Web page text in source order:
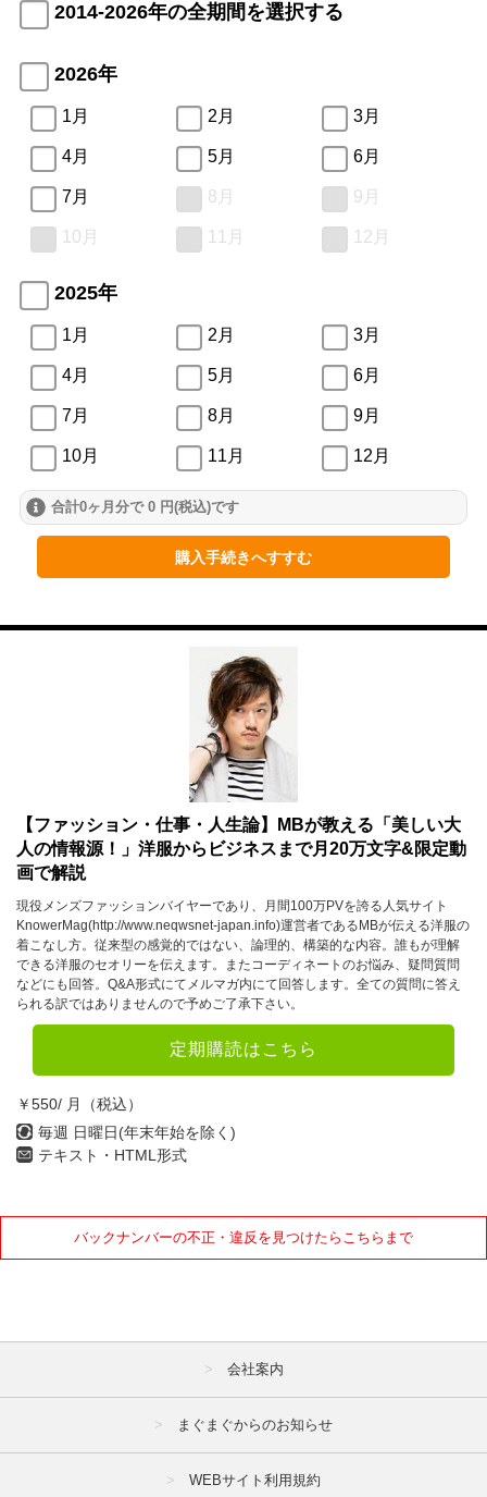
【ファッション・仕事・人生論】MBが教える「美しい大
人の情報源！」洋服からビジネスまで月20万文字&限定動
画で解説
現役メンズファッションバイヤーであり、月間100万PVを誇る人気サイト
KnowerMag(http://www.neqwsnet-japan.info)運営者であるMBが伝える洋服の
着こなし方。従来型の感覚的ではない、論理的、構築的な内容。誰もが理解
できる洋服のセオリーを伝えます。またコーディネートのお悩み、疑問質問
などにも回答。Q&A形式にてメルマガ内にて回答します。全ての質問に答え
られる訳ではありませんので予めご了承下さい。
定期購読はこちら
￥550/ 月（税込）
毎週 日曜日(年末年始を除く)
テキスト・HTML形式
バックナンバーの不正・違反を見つけたらこちらまで
2014-2026年の全期間を選択する
2026年
1月 2月 3月
4月 5月 6月
7月 8月 9月
10月 11月 12月
2025年
1月 2月 3月
4月 5月 6月
7月 8月 9月
10月 11月 12月
2024年
2月
7月 8月 9月
11月
2月
5月 6月
7月 8月 9月
2022年
1月 2月 3月
7月 8月 9月
10月
2021年
6月
2月
5月
合計0ヶ月分で 0 円(税込)です
購入手続きへすすむ
会社案内
まぐまぐからのお知らせ
WEBサイト利用規約